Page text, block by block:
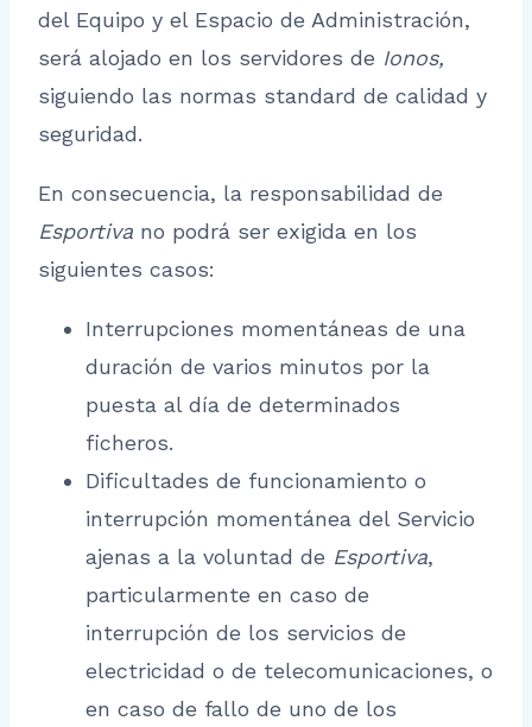
del Equipo y el Espacio de Administración,
será alojado en los servidores de Ionos,
siguiendo las normas standard de calidad y
seguridad.
En consecuencia, la responsabilidad de
Esportiva no podrá ser exigida en los
siguientes casos:
Interrupciones momentáneas de una
duración de varios minutos por la
puesta al día de determinados
ficheros.
Dificultades de funcionamiento o
interrupción momentánea del Servicio
ajenas a la voluntad de Esportiva,
particularmente en caso de
interrupción de los servicios de
electricidad o de telecomunicaciones, o
en caso de fallo de uno de los